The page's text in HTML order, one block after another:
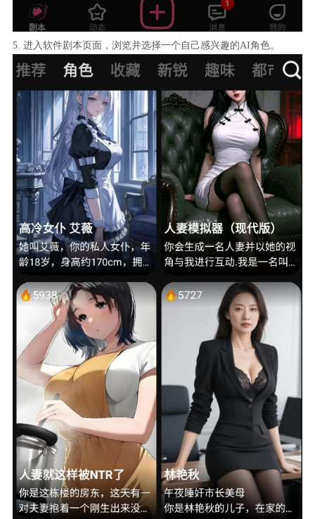
5. 进入软件剧本页面，浏览并选择一个自己感兴趣的AI角色。